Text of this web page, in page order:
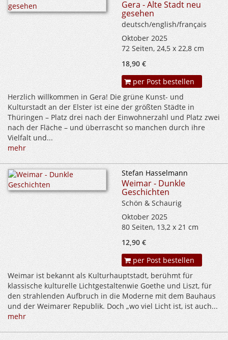
Gera - Alte Stadt neu
gesehen
deutsch/english/français
Oktober 2025
72 Seiten, 24,5 x 22,8 cm
18,90 €
per Post bestellen
Herzlich willkommen in Gera! Die grüne Kunst- und
Kulturstadt an der Elster ist eine der größten Städte in
Thüringen – Platz drei nach der Einwohnerzahl und Platz zwei
nach der Fläche – und überrascht so manchen durch ihre
Vielfalt und...
mehr
Stefan Hasselmann
Weimar - Dunkle
Geschichten
Schön & Schaurig
Oktober 2025
80 Seiten, 13,2 x 21 cm
12,90 €
per Post bestellen
Weimar ist bekannt als Kulturhauptstadt, berühmt für
klassische kulturelle Lichtgestaltenwie Goethe und Liszt, für
den strahlenden Aufbruch in die Moderne mit dem Bauhaus
und der Weimarer Republik. Doch „wo viel Licht ist, ist auch...
mehr